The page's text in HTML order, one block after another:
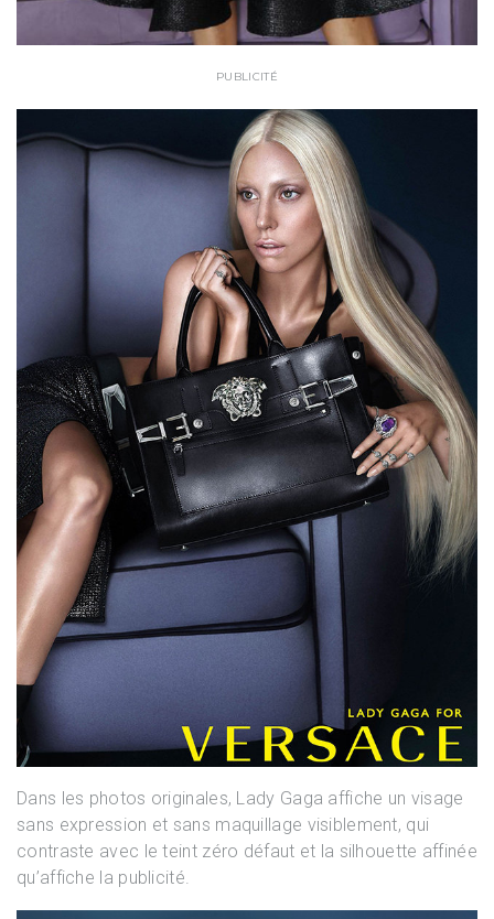
PUBLICITÉ
Dans les photos originales, Lady Gaga affiche un visage
sans expression et sans maquillage visiblement, qui
contraste avec le teint zéro défaut et la silhouette affinée
qu’affiche la publicité.